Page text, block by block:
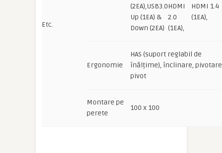
Etc.
(2EA),USB3.0
Up (1EA) &
Down (2EA)
HDMI
2.0
(1EA),
HDMI 1.4
(1EA),
Ergonomie
HAS (suport reglabil de
înălțime), înclinare,
pivot
Montare pe
perete
100 x 100